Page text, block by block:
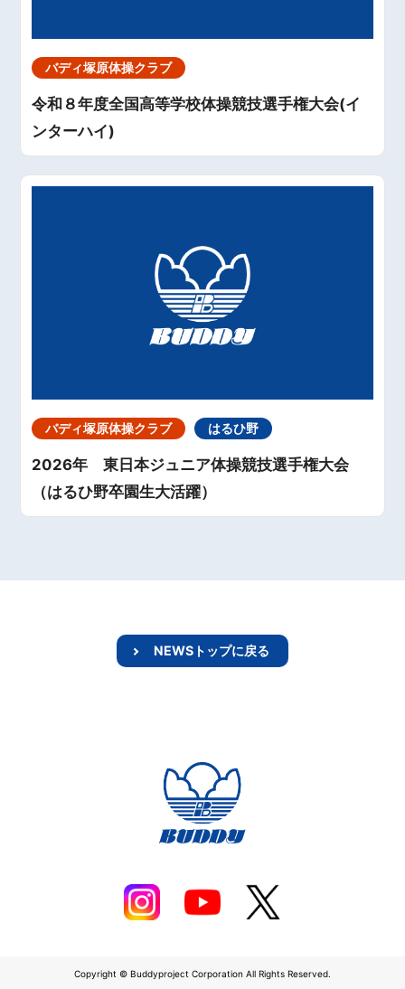
バディ塚原体操クラブ
令和８年度全国高等学校体操競技選手権大会(イ
ンターハイ)
バディ塚原体操クラブ はるひ野
2026年 東日本ジュニア体操競技選手権大会
（はるひ野卒園生大活躍）
NEWSトップに戻る
Copyright © Buddyproject Corporation All Rights Reserved.